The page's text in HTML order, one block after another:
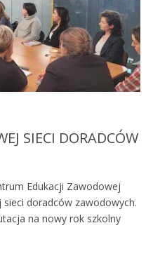
SIECI DORADCÓW
Edukacji Zawodowej
doradców zawodowych.
na nowy rok szkolny